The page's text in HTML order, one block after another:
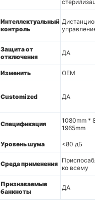
Интеллектуальный
контроль
управление
Защита от
отключения
ДА
Изменить OEM
Customized ДА
Спецификация
1080mm *
1965mm
Уровень шума <80 дБ
Среда применения
ко всему
Признаваемые
банкноты
ДА